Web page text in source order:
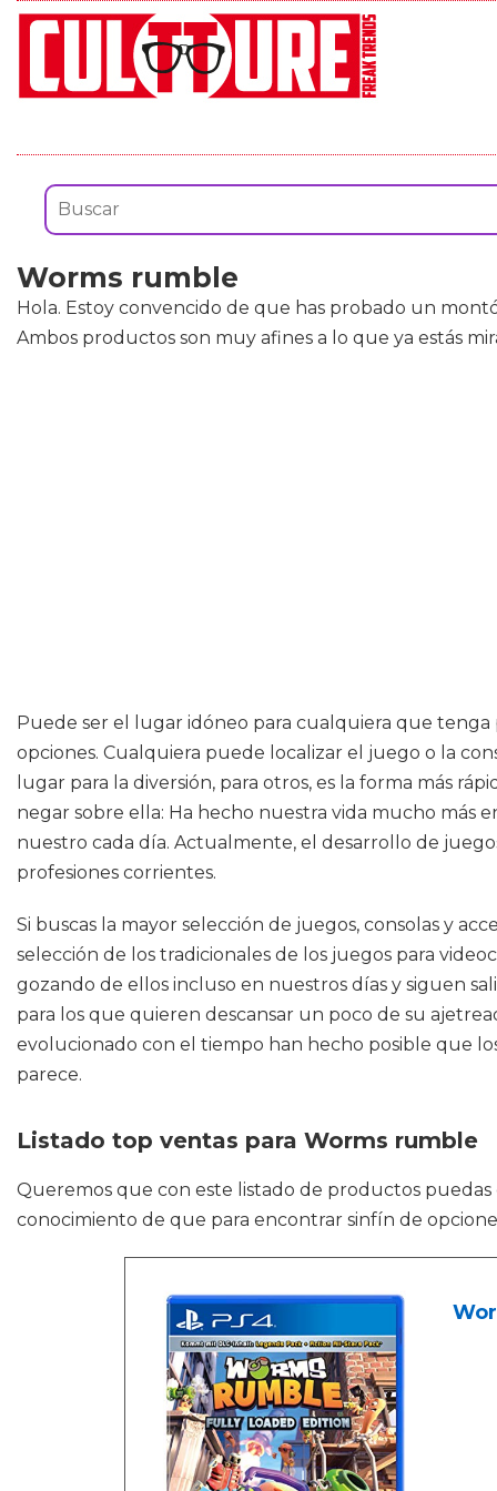
Worms rumble
Hola. Estoy convencido de que has probado un
Ambos productos son muy afines a lo que ya estás
Puede ser el lugar idóneo para cualquiera que tenga
opciones. Cualquiera puede localizar el juego o la
lugar para la diversión, para otros, es la forma más
negar sobre ella: Ha hecho nuestra vida mucho
nuestro cada día. Actualmente, el desarrollo de
profesiones corrientes.
Si buscas la mayor selección de juegos, consolas y
selección de los tradicionales de los juegos para
gozando de ellos incluso en nuestros días y siguen
para los que quieren descansar un poco de su
evolucionado con el tiempo han hecho posible que
parece.
Listado top ventas para Worms rumble
Queremos que con este listado de productos
conocimiento de que para encontrar sinfín de